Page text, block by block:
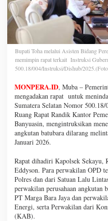
Bupati Toha melalui Asisten Bidang
memimpin rapat terkait Instruksi
500.18/004/Instruksi/Dishub/
MONPERA.ID, Muba –
mengadakan rapat untuk
Sumatera Selatan Nomor
Ruang Rapat Randik Kantor
Banyuasin, mengintruksikan
angkutan batubara dilarang
Januari 2026.
Rapat dihadiri Kapolsek
Eddyson. Para perwakilan OPD
Polres dan dari Satuan Lalu
perwakilan perusahaan angkutan
PT Marga Bara Jaya dan
Energi, serta Perwakilan dari
(KAB).